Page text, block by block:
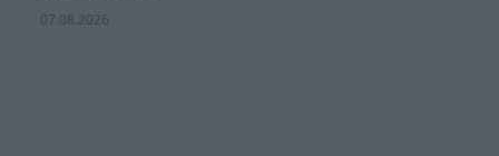
07.08.2026